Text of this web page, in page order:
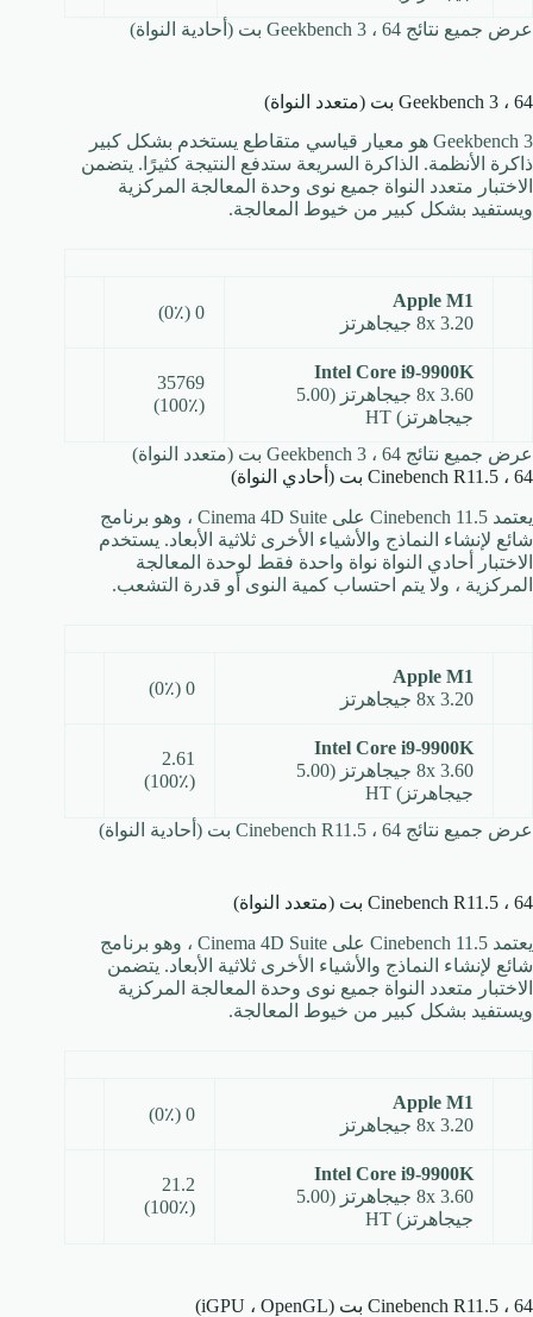
عرض جميع نتائج Geekbench 3 ، 64 بت (أحادية النواة)
Geekbench 3 ، 64 بت (متعدد النواة)
Geekbench 3 هو معيار قياسي متقاطع يستخدم بشكل كبير
ذاكرة الأنظمة. الذاكرة السريعة ستدفع النتيجة كثيرًا. يتضمن
الاختبار متعدد النواة جميع نوى وحدة المعالجة المركزية
ويستفيد بشكل كبير من خيوط المعالجة.
Apple M1
8x 3.20 جيجاهرتز
0 (0٪)
Intel Core i9-9900K
8x 3.60 جيجاهرتز (5.00
جيجاهرتز) HT
35769
(100٪)
عرض جميع نتائج Geekbench 3 ، 64 بت (متعدد النواة)
Cinebench R11.5 ، 64 بت (أحادي النواة)
يعتمد Cinebench 11.5 على Cinema 4D Suite ، وهو برنامج
شائع لإنشاء النماذج والأشياء الأخرى ثلاثية الأبعاد. يستخدم
الاختبار أحادي النواة نواة واحدة فقط لوحدة المعالجة
المركزية ، ولا يتم احتساب كمية النوى أو قدرة التشعب.
Apple M1
8x 3.20 جيجاهرتز
0 (0٪)
Intel Core i9-9900K
8x 3.60 جيجاهرتز (5.00
جيجاهرتز) HT
2.61
(100٪)
عرض جميع نتائج Cinebench R11.5 ، 64 بت (أحادية النواة)
Cinebench R11.5 ، 64 بت (متعدد النواة)
يعتمد Cinebench 11.5 على Cinema 4D Suite ، وهو برنامج
شائع لإنشاء النماذج والأشياء الأخرى ثلاثية الأبعاد. يتضمن
الاختبار متعدد النواة جميع نوى وحدة المعالجة المركزية
ويستفيد بشكل كبير من خيوط المعالجة.
Apple M1
8x 3.20 جيجاهرتز
0 (0٪)
Intel Core i9-9900K
8x 3.60 جيجاهرتز (5.00
جيجاهرتز) HT
21.2
(100٪)
Cinebench R11.5 ، 64 بت (iGPU ، OpenGL)